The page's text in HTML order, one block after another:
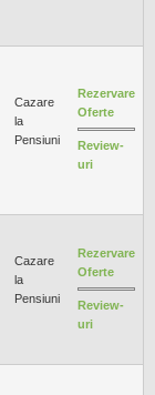
Cazare
la
Pensiuni
Rezervare
Oferte
Review-
uri
Cazare
la
Pensiuni
Rezervare
Oferte
Review-
uri